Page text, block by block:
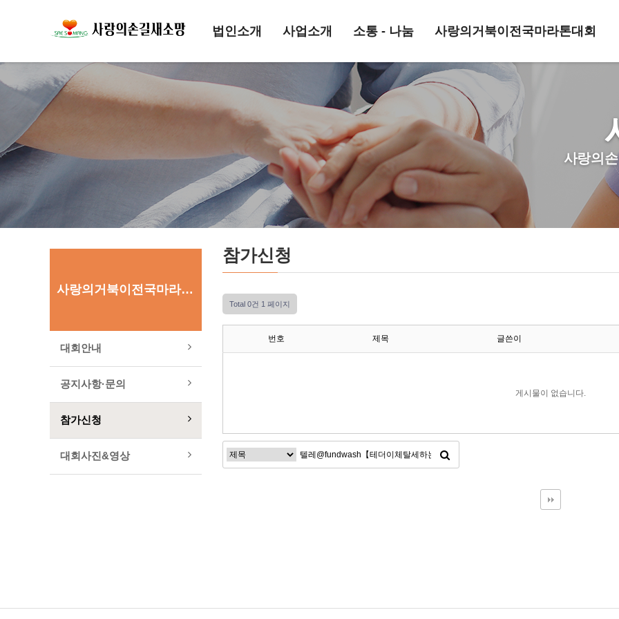
법인소개 사업소개 소통 - 나눔 사랑의거북이전국마라톤대회
사랑의
사랑의거북이전국마라톤대회
대회안내
공지사항·문의
참가신청
대회사진&영상
참가신청
Total 0건 1 페이지
번호 제목 글쓴이
게시물이 없습니다.